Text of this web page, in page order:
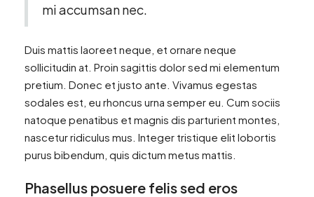
mi accumsan nec.
Duis mattis laoreet neque, et ornare neque
sollicitudin at. Proin sagittis dolor sed mi elementum
pretium. Donec et justo ante. Vivamus egestas
sodales est, eu rhoncus urna semper eu. Cum sociis
natoque penatibus et magnis dis parturient montes,
nascetur ridiculus mus. Integer tristique elit lobortis
purus bibendum, quis dictum metus mattis.
Phasellus posuere felis sed eros